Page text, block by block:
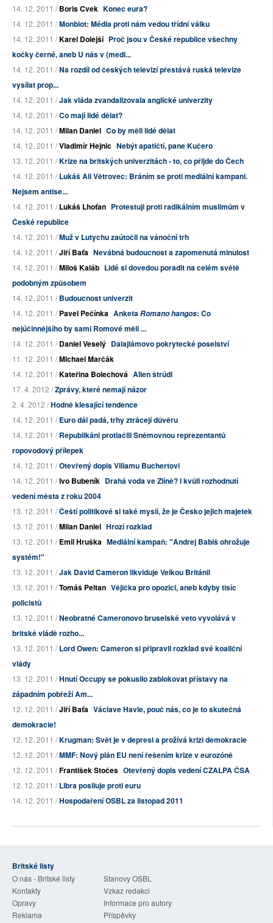
14. 12. 2011 /Boris Cvek Konec eura?
14. 12. 2011 /Monbiot: Média proti nám vedou třídní válku
14. 12. 2011 /Karel Dolejší Proč jsou v České republice všechny
kočky černé, aneb U nás v (medi...
14. 12. 2011 /Na rozdíl od českých televizí přestává ruská televize
vysílat prop...
14. 12. 2011 /Jak vláda zvandalizovala anglické univerzity
14. 12. 2011 /Co mají lidé dělat?
14. 12. 2011 /Milan Daniel Co by měli lidé dělat
14. 12. 2011 /Vladimír Hejnic Nebýt apatičtí, pane Kučero
13. 12. 2011 /Krize na britských univerzitách - to, co přijde do Čech
14. 12. 2011 /Lukáš Ali Větrovec: Bráním se proti mediální kampani.
Nejsem antise...
14. 12. 2011 /Lukáš Lhoťan Protestuji proti radikálním muslimům v
České republice
14. 12. 2011 /Muž v Lutychu zaútočil na vánoční trh
14. 12. 2011 /Jiří Baťa Nevábná budoucnost a zapomenutá minulost
14. 12. 2011 /Miloš Kaláb Lidé si dovedou poradit na celém světě
podobným způsobem
14. 12. 2011 /Budoucnost univerzit
14. 12. 2011 /Pavel Pečínka AnketaRomano hangos: Co
nejúčinnějšího by sami Romové měli ...
14. 12. 2011 /Daniel Veselý Dalajlámovo pokrytecké poselství
11. 12. 2011 /Michael Marčák
14. 12. 2011 /Kateřina Bolechová Alien štrúdl
17. 4. 2012 /Zprávy, které nemají názor
2. 4. 2012 /Hodně klesající tendence
14. 12. 2011 /Euro dál padá, trhy ztrácejí důvěru
14. 12. 2011 /Republikáni protlačili Sněmovnou reprezentantů
ropovodový přílepek
14. 12. 2011 /Otevřený dopis Viliamu Buchertovi
14. 12. 2011 /Ivo Bubeník Drahá voda ve Zlíně? I kvůli rozhodnutí
vedení města z roku 2004
13. 12. 2011 /Čeští politikové si také myslí, že je Česko jejich majetek
13. 12. 2011 /Milan Daniel Hrozí rozklad
13. 12. 2011 /Emil Hruška Mediální kampaň: "Andrej Babiš ohrožuje
systém!"
13. 12. 2011 /Jak David Cameron likviduje Velkou Británii
13. 12. 2011 /Tomáš Peltan Vějička pro opozici, aneb kdyby tisíc
policistů
13. 12. 2011 /Neobratné Cameronovo bruselské veto vyvolává v
britské vládě rozho...
13. 12. 2011 /Lord Owen: Cameron si připravil rozklad své koaliční
vlády
13. 12. 2011 /Hnutí Occupy se pokusilo zablokovat přístavy na
západním pobřeží Am...
12. 12. 2011 /Jiří Baťa Václave Havle, pouč nás, co je to skutečná
demokracie!
12. 12. 2011 /Krugman: Svět je v depresi a prožívá krizi demokracie
12. 12. 2011 /MMF: Nový plán EU není řešením krize v eurozóně
12. 12. 2011 /František Stočes Otevřený dopis vedení CZALPA ČSA
12. 12. 2011 /Libra posiluje proti euru
14. 12. 2011 /Hospodaření OSBL za listopad 2011
Britské listy
O nás - Britské listy
Stanovy OSBL
Kontakty
Vzkaz redakci
Opravy
Informace pro autory
Reklama
Příspěvky